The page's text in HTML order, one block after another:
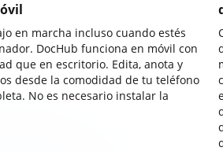
en marcha incluso cuando estés
DocHub funciona en móvil con
que en escritorio. Edita, anota y
desde la comodidad de tu teléfono
No es necesario instalar la